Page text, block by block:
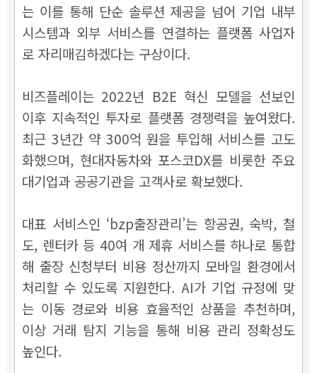
는 이를 통해 단순 솔루션 제공을 넘어 기업 내부
시스템과 외부 서비스를 연결하는 플랫폼 사업자
로 자리매김하겠다는 구상이다.
비즈플레이는 2022년 B2E 혁신 모델을 선보인
이후 지속적인 투자로 플랫폼 경쟁력을 높여왔다.
최근 3년간 약 300억 원을 투입해 서비스를 고도
화했으며, 현대자동차와 포스코DX를 비롯한 주요
대기업과 공공기관을 고객사로 확보했다.
대표 서비스인 ‘bzp출장관리’는 항공권, 숙박, 철
도, 렌터카 등 40여 개 제휴 서비스를 하나로 통합
해 출장 신청부터 비용 정산까지 모바일 환경에서
처리할 수 있도록 지원한다. AI가 기업 규정에 맞
는 이동 경로와 비용 효율적인 상품을 추천하며,
이상 거래 탐지 기능을 통해 비용 관리 정확성도
높인다.